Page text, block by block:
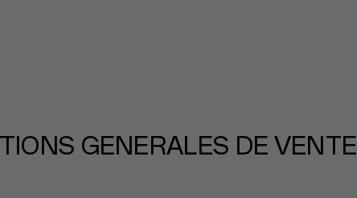
GENERALES DE VENTE